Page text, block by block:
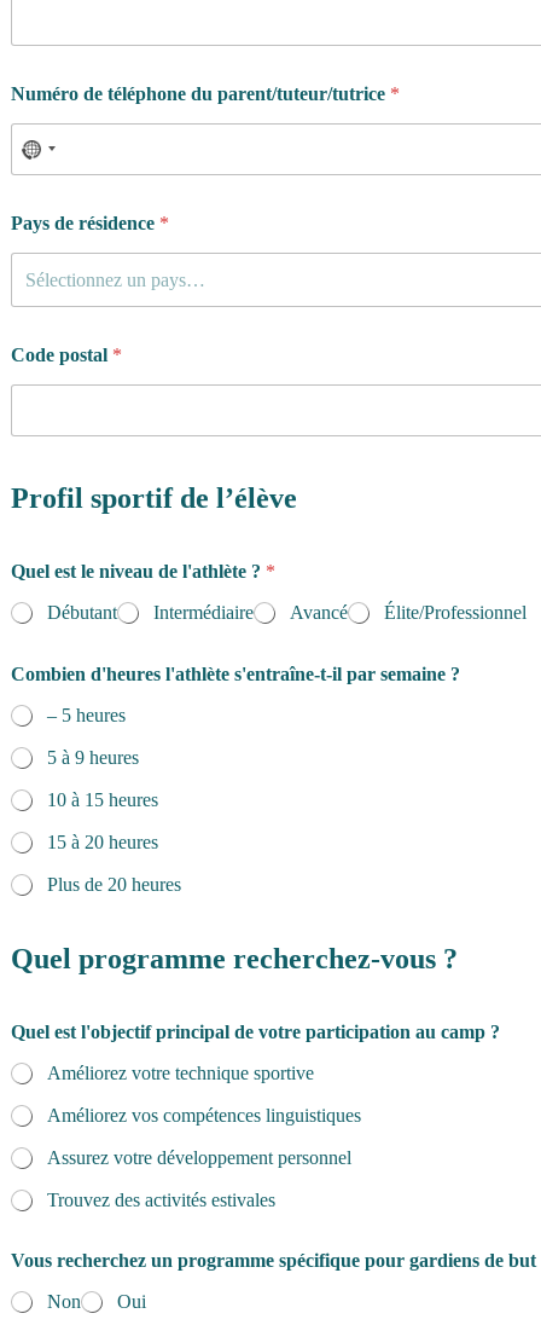
Numéro de téléphone du parent/tuteur/tutrice *
Pays de résidence *
Sélectionnez un pays…
Code postal *
Profil sportif de l’élève
Quel est le niveau de l'athlète ? *
Débutant
Intermédiaire Avancé Élite/Professionnel
Combien d'heures l'athlète s'entraîne-t-il par semaine ?
– 5 heures
5 à 9 heures
10 à 15 heures
15 à 20 heures
Plus de 20 heures
Quel programme recherchez-vous ?
Quel est l'objectif principal de votre participation au camp ?
Améliorez votre technique sportive
Améliorez vos compétences linguistiques
Assurez votre développement personnel
Trouvez des activités estivales
Vous recherchez un programme spécifique pour gardiens de but
Non
Oui